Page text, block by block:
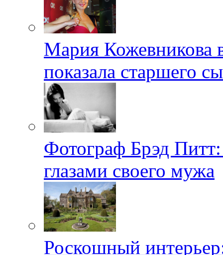
Мария Кожевникова
показала старшего
Фотограф Брэд
глазами своего мужа
Роскошный